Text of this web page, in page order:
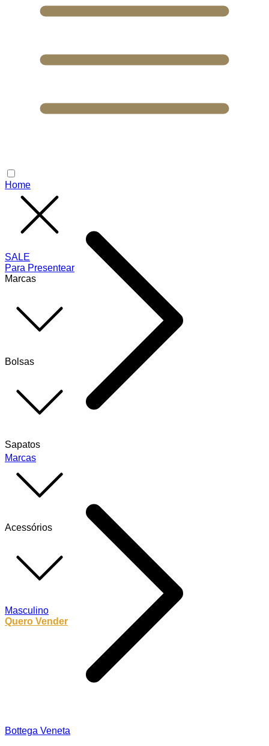
SALE
Para Presentear
Marcas
Bolsas
Sapatos
Acessórios
Masculino
Quero Vender
Home
Marcas
Bottega Veneta